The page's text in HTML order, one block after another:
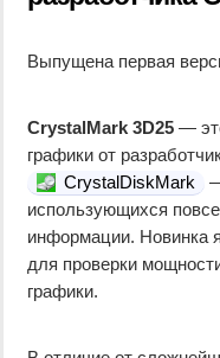
Выпущена первая
CrystalMark 3D25 —
графики от
CrystalDiskMark
использующихся
информации. Новинка
для проверки
графики.